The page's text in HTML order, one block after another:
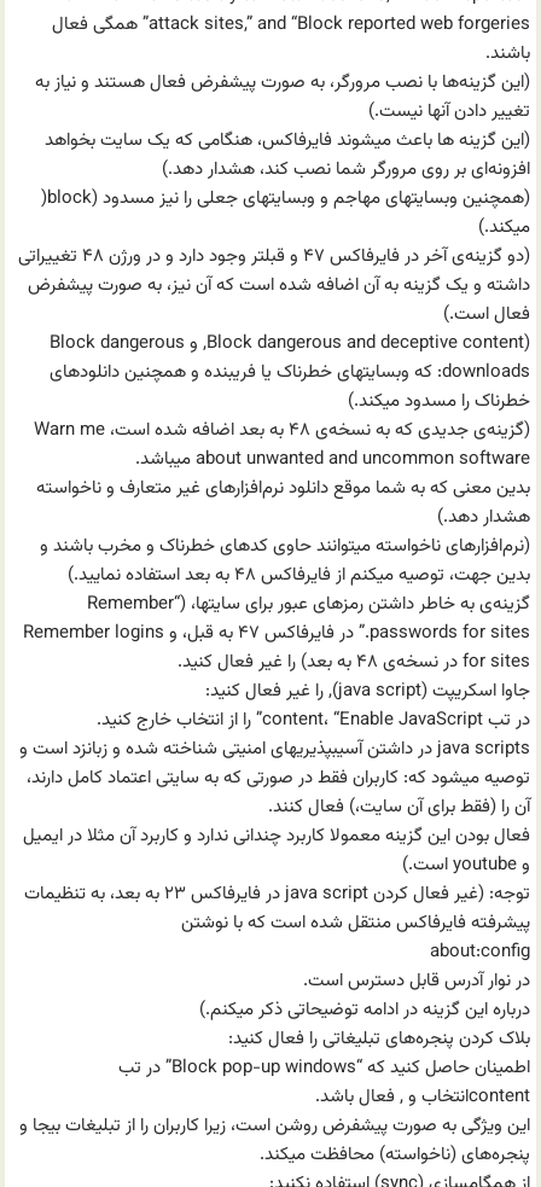
attack sites,” and “Block reported web forgeries” همگی فعال
باشند.
(این گزینه‌ها با نصب مرورگر، به صورت پیشفرض فعال هستند و نیاز به
تغییر دادن آنها نیست.)
(این گزینه‌ ها باعث میشوند فایرفاکس، هنگامی که یک سایت بخواهد
افزونه‌ای بر روی مرورگر شما نصب کند، هشدار دهد.)
(همچنین وبسایتهای مهاجم و وبسایتهای جعلی را نیز مسدود (block(
میکند.)
(دو گزینه‌ی آخر در فایرفاکس ۴۷ و قبلتر وجود دارد و در ورژن ۴۸ تغییراتی
داشته و یک گزینه به آن اضافه شده است که آن نیز، به صورت پیشفرض
فعال است.)
(Block dangerous and deceptive content, و Block dangerous
downloads: که وبسایتهای خطرناک یا فریبنده و همچنین دانلودهای
خطرناک را مسدود میکند.)
(گزینه‌ی جدیدی که به نسخه‌ی ۴۸ به بعد اضافه شده است، Warn me
about unwanted and uncommon software میباشد.
بدین معنی که به شما موقع دانلود نرم‌افزارهای غیر متعارف و ناخواسته
هشدار دهد.)
(نرم‌افزارهای ناخواسته میتوانند حاوی کدهای خطرناک و مخرب باشند و
بدین جهت، توصیه میکنم از فایرفاکس ۴۸ به بعد استفاده نمایید.)
گزینه‌ی به خاطر داشتن رمزهای عبور برای سایتها، (“Remember
passwords for sites.” در فایرفاکس ۴۷ به قبل، و Remember logins
for sites در نسخه‌ی ۴۸ به بعد) را غیر فعال کنید.
جاوا اسکریپت (java script), را غیر فعال کنید:
در تب content، “Enable JavaScript” را از انتخاب خارج کنید.
java scripts در داشتن آسیب‍پذیریهای امنیتی شناخته شده و زبانزد است و
توصیه میشود که: کاربران فقط در صورتی که به سایتی اعتماد کامل دارند،
آن را (فقط برای آن سایت،) فعال کنند.
فعال بودن این گزینه معمولا کاربرد چندانی ندارد و کاربرد آن مثلا در ایمیل
و youtube است.)
توجه: (غیر فعال کردن java script در فایرفاکس ۲۳ به بعد، به تنظیمات
پیشرفته فایرفاکس منتقل شده است که با نوشتن
about:config
در نوار آدرس قابل دسترس است.
درباره این گزینه در ادامه توضیحاتی ذکر میکنم.)
بلاک کردن پنجره‌های تبلیغاتی را فعال کنید:
اطمینان حاصل کنید که “Block pop-up windows” در تب
contentانتخاب و , فعال باشد.
این ویژگی به صورت پیشفرض روشن است، زیرا کاربران را از تبلیغات بیجا و
پنجره‌های (ناخواسته) محافظت میکند.